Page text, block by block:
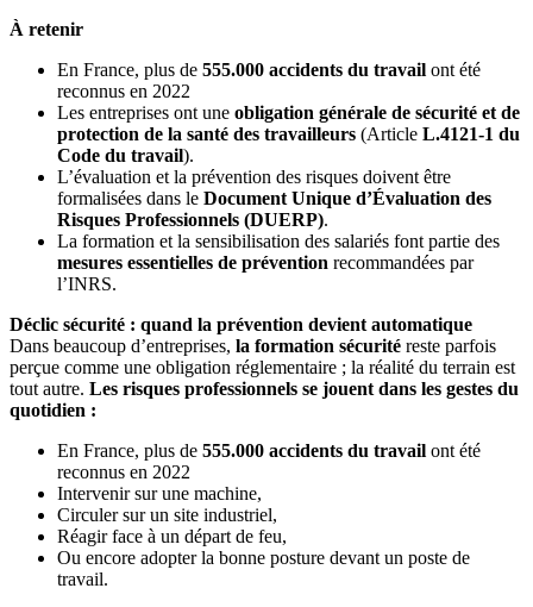
À retenir
En France, plus de 555.000 accidents du travail ont été
reconnus en 2022
Les entreprises ont une obligation générale de sécurité et de
protection de la santé des travailleurs (Article L.4121-1 du
Code du travail).
L’évaluation et la prévention des risques doivent être
formalisées dans le Document Unique d’Évaluation des
Risques Professionnels (DUERP).
La formation et la sensibilisation des salariés font partie des
mesures essentielles de prévention recommandées par
l’INRS.
Déclic sécurité : quand la prévention devient automatique
Dans beaucoup d’entreprises, la formation sécurité reste parfois
perçue comme une obligation réglementaire ; la réalité du terrain est
tout autre. Les risques professionnels se jouent dans les gestes du
quotidien :
En France, plus de 555.000 accidents du travail ont été
reconnus en 2022
Intervenir sur une machine,
Circuler sur un site industriel,
Réagir face à un départ de feu,
Ou encore adopter la bonne posture devant un poste de
travail.